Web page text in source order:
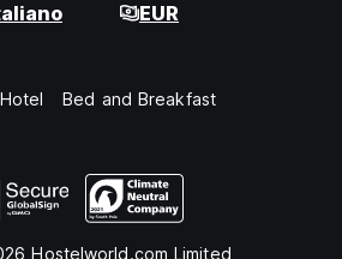
EUR
Hotel Bed and Breakfast
Hostelworld.com Limited